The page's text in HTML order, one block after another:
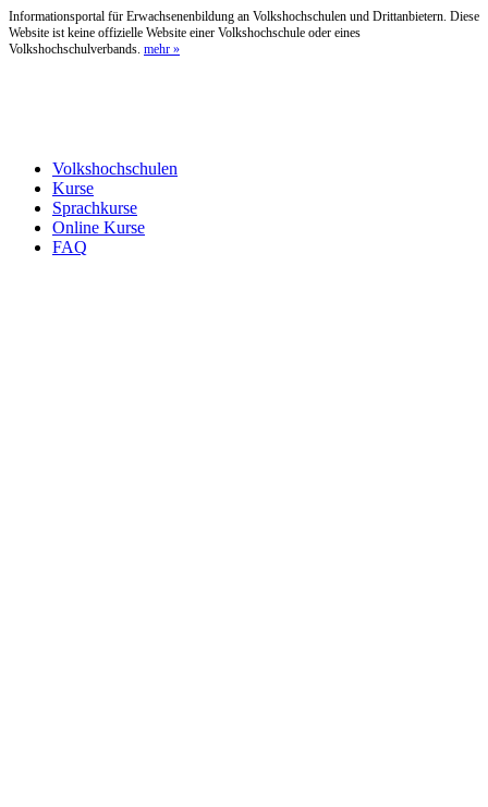
Informationsportal für Erwachsenenbildung an Volkshochschulen und Drittanbietern. Diese
Website ist keine offizielle Website einer Volkshochschule oder eines
Volkshochschulverbands. mehr »
Volkshochschulen
Kurse
Sprachkurse
Online Kurse
FAQ